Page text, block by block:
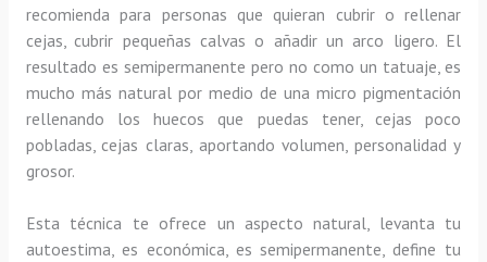
recomienda para personas que quieran cubrir o rellenar
cejas, cubrir pequeñas calvas o añadir un arco ligero.El
resultado es semipermanente pero no como un tatuaje, es
mucho más natural por medio de una micro pigmentación
rellenando los huecos que puedas tener, cejas poco
pobladas, cejas claras, aportando volumen, personalidad y
grosor.
Esta técnica te ofrece un aspecto natural, levanta tu
autoestima, es económica, es semipermanente, define tu